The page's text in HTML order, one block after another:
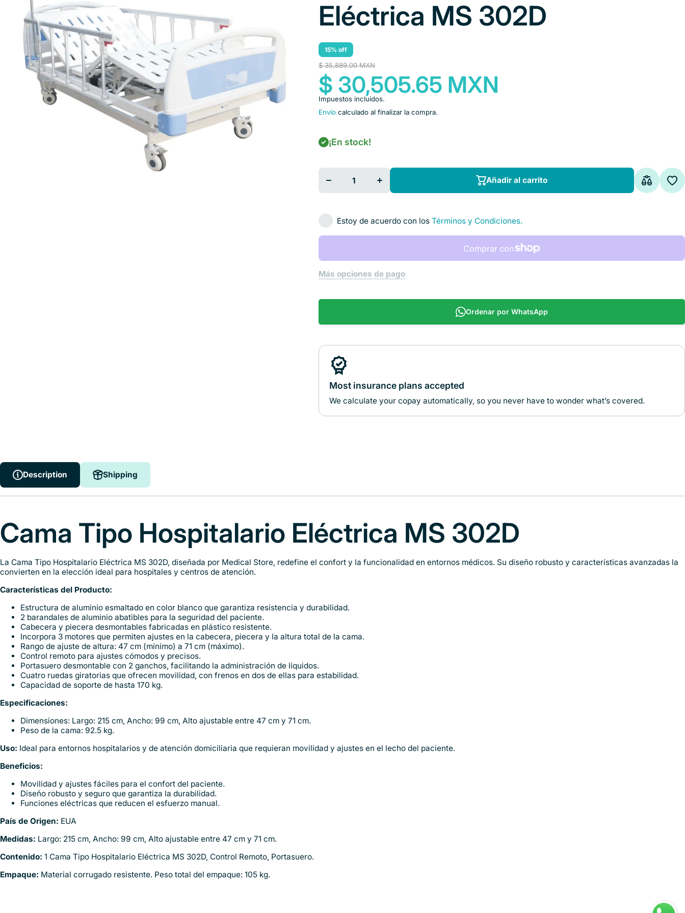
Eléctrica MS 302D
15% off
$ 35,889.00 MXN
$ 30,505.65 MXN
Impuestos incluidos.
Envíocalculado al finalizar la compra.
¡En stock!
Eléctrica
para Cama
Eléctrica
Añadir al carrito
Estoy de acuerdo con los Términos y Condiciones.
Más opciones de pago
Ordenar por WhatsApp
Most insurance plans accepted
We calculate your copay automatically, so you never have to wonder what’s covered.
Description
Shipping
Cama Tipo Hospitalario Eléctrica MS 302D
La Cama Tipo Hospitalario Eléctrica MS 302D, diseñada por Medical Store, redefine el confort y la funcionalidad en entornos médicos. Su diseño robusto y características avanzadas la
convierten en la elección ideal para hospitales y centros de atención.
Características del Producto:
Estructura de aluminio esmaltado en color blanco que garantiza resistencia y durabilidad.
2 barandales de aluminio abatibles para la seguridad del paciente.
Cabecera y piecera desmontables fabricadas en plástico resistente.
Incorpora 3 motores que permiten ajustes en la cabecera, piecera y la altura total de la cama.
Rango de ajuste de altura: 47 cm (mínimo) a 71 cm (máximo).
Control remoto para ajustes cómodos y precisos.
Portasuero desmontable con 2 ganchos, facilitando la administración de líquidos.
Cuatro ruedas giratorias que ofrecen movilidad, con frenos en dos de ellas para estabilidad.
Capacidad de soporte de hasta 170 kg.
Especificaciones:
Dimensiones: Largo: 215 cm, Ancho: 99 cm, Alto ajustable entre 47 cm y 71 cm.
Peso de la cama: 92.5 kg.
Uso: Ideal para entornos hospitalarios y de atención domiciliaria que requieran movilidad y ajustes en el lecho del paciente.
Beneficios:
Movilidad y ajustes fáciles para el confort del paciente.
Diseño robusto y seguro que garantiza la durabilidad.
Funciones eléctricas que reducen el esfuerzo manual.
País de Origen: EUA
Medidas: Largo: 215 cm, Ancho: 99 cm, Alto ajustable entre 47 cm y 71 cm.
Contenido: 1 Cama Tipo Hospitalario Eléctrica MS 302D, Control Remoto, Portasuero.
Empaque: Material corrugado resistente. Peso total del empaque: 105 kg.